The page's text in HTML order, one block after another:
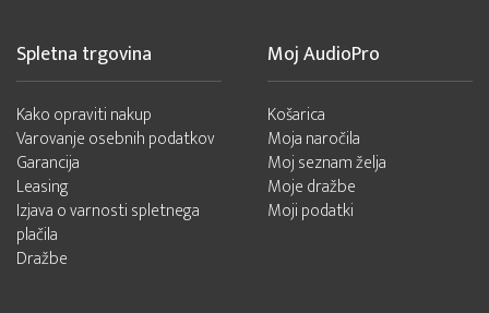
Spletna trgovina
Kako opraviti nakup
Varovanje osebnih podatkov
Garancija
Leasing
Izjava o varnosti spletnega
plačila
Dražbe
Moj AudioPro
Košarica
Moja naročila
Moj seznam želja
Moje dražbe
Moji podatki